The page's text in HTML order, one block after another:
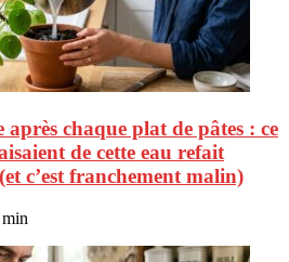
chaque plat de pâtes : ce
de cette eau refait
c’est franchement malin)